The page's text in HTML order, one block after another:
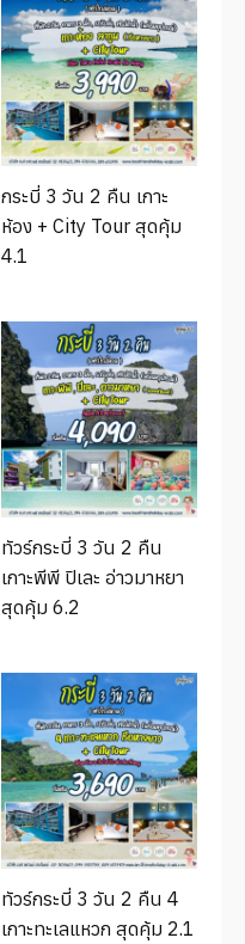
กระบี่ 3 วัน 2 คืน เกาะ
ห้อง + City Tour สุดคุ้ม
4.1
ทัวร์กระบี่ 3 วัน 2 คืน
เกาะพีพี ปิเละ อ่าวมาหยา
สุดคุ้ม 6.2
ทัวร์กระบี่ 3 วัน 2 คืน 4
เกาะทะเลแหวก สุดคุ้ม 2.1